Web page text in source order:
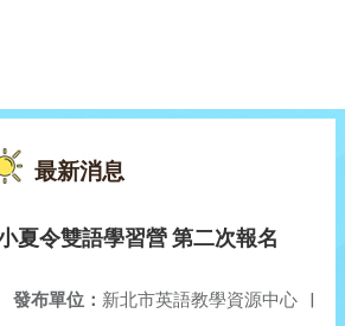
最新消息
夏令雙語學習營 第二次報名
發布單位： 新北市英語教學資源中心 |